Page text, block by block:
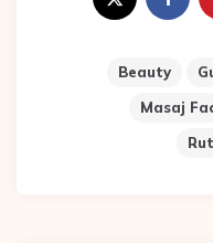
Beauty
Masaj